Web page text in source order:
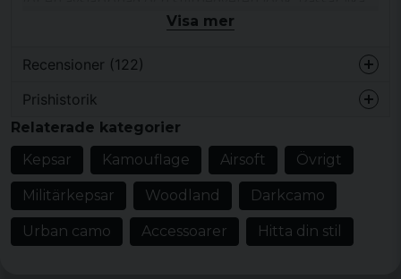
bra till vardags som till soliga dagar eller som en tydlig
Design/detaljer: Urban camo-mönster, platt
ovandel, markerad söm, rak och styv skärm
Stil/känsla: Militärinspirerad, urban
Färg: Urban camo & mörkgrå
Material: 100% Bomullstwill
Visa mer
Recensioner (122)
för 7 månader sedan
Snygg militär keps. Ser ut som väntat. 👍
Gunilla
för 1 år sedan
Mats
Prishistorik
Relaterade kategorier
Kepsar
Kamouflage Airsoft Övrigt
Militärkepsar Woodland Darkcamo
Urban camo Accessoarer Hitta din stil